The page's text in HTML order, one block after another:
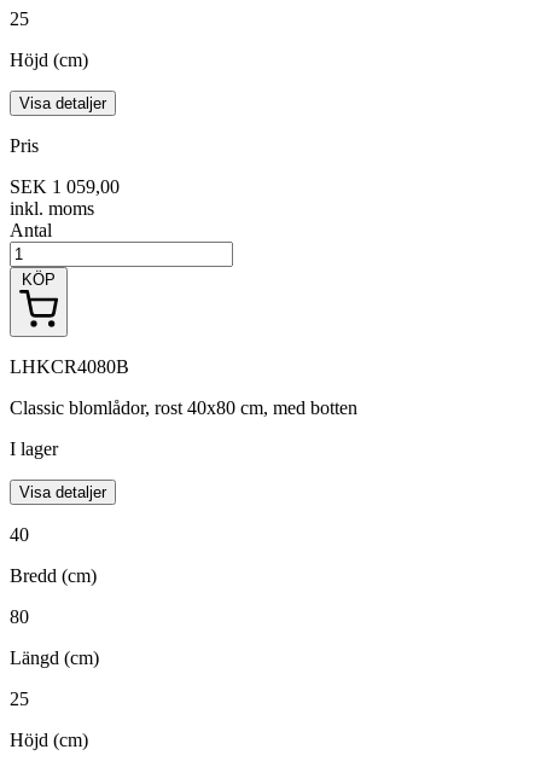
25
Höjd (cm)
Visa detaljer
Pris
SEK 1 059,00
inkl. moms
Antal
KÖP
LHKCR4080B
Classic blomlådor, rost 40x80 cm, med botten
I lager
Visa detaljer
40
Bredd (cm)
80
Längd (cm)
25
Höjd (cm)